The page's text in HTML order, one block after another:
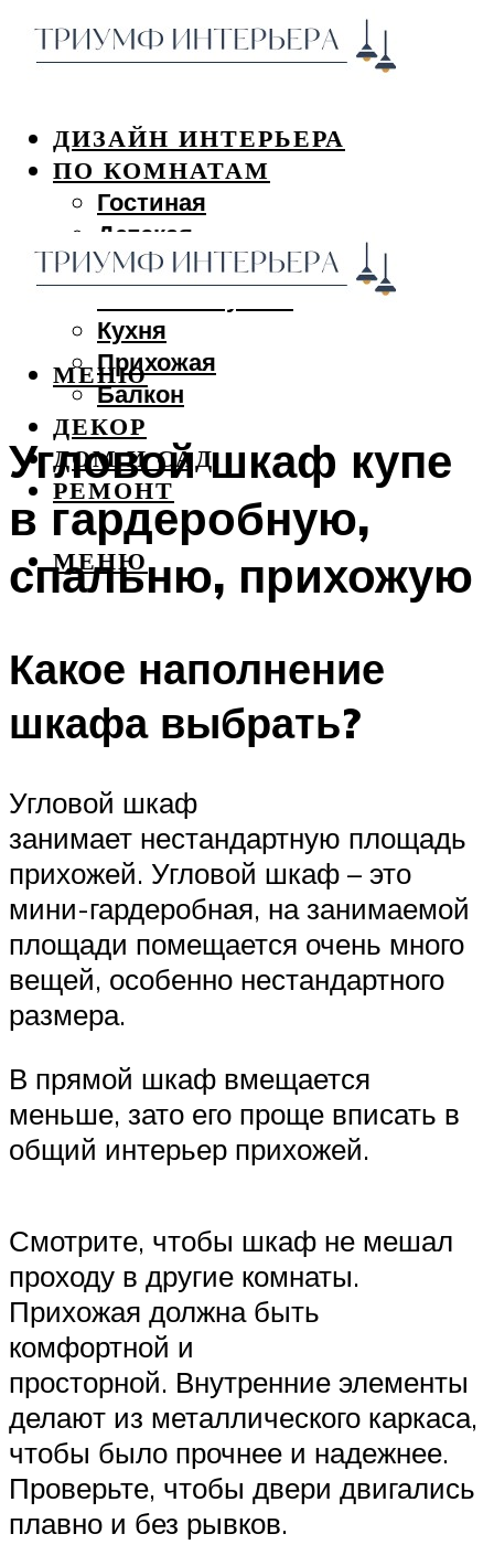
ДИЗАЙН ИНТЕРЬЕРА
ПО КОМНАТАМ
Гостиная
Детская
Спальня
Кухня
Прихожая
Балкон
ДЕКОР
ДОМ И САД
РЕМОНТ
МЕНЮ
МЕНЮ
Угловой шкаф купе
в гардеробную,
спальню, прихожую
Какое наполнение
шкафа выбрать?
Угловой шкаф
занимает нестандартную площадь
прихожей. Угловой шкаф – это
мини-гардеробная, на занимаемой
площади помещается очень много
вещей, особенно нестандартного
размера.
В прямой шкаф вмещается
меньше, зато его проще вписать в
общий интерьер прихожей.
Смотрите, чтобы шкаф не мешал
проходу в другие комнаты.
Прихожая должна быть
комфортной и
просторной. Внутренние элементы
делают из металлического каркаса,
чтобы было прочнее и надежнее.
Проверьте, чтобы двери двигались
плавно и без рывков.